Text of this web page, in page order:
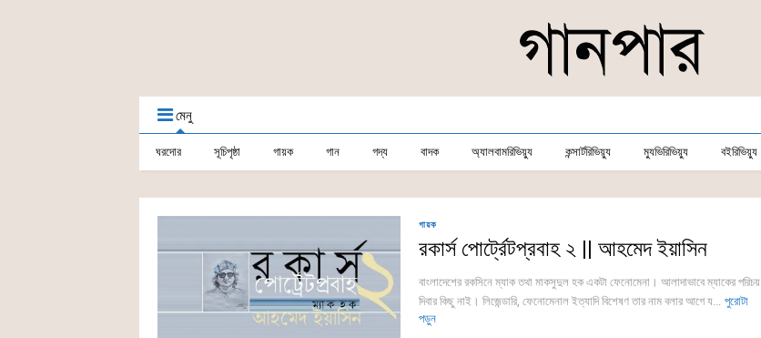
মেনু
ঘরদোর সূচিপৃষ্ঠা গায়ক গান গদ্য বাদক অ্যালবামরিভিয়্যু কন্সার্টরিভিয়্যু ম্যুভিরিভিয়্যু বইরিভিয়্যু
গায়ক
রকার্স পোর্ট্রেটপ্রবাহ ২ || আহমেদ ইয়াসিন
বাংলাদেশের রকসিনে ম্যাক তথা মাকসুদুল হক একটা ফেনোমেনা। আলাদাভাবে ম্যাকের পরিচয়
দিবার কিছু নাই। লিজেন্ডারি, ফেনোমেনাল ইত্যাদি বিশেষণ তার নাম বলার আগে য... পুরোটা
পড়ুন